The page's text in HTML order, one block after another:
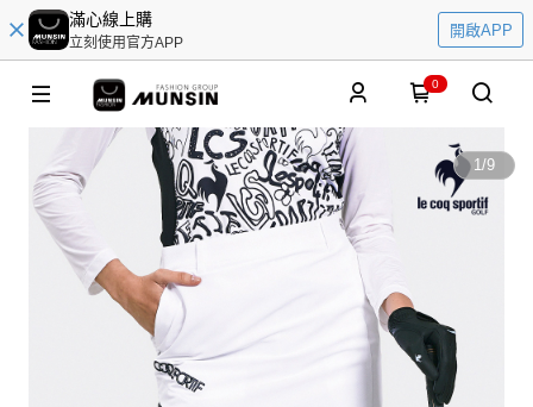
滿心線上購
立刻使用官方APP
開啟APP
0
1/9